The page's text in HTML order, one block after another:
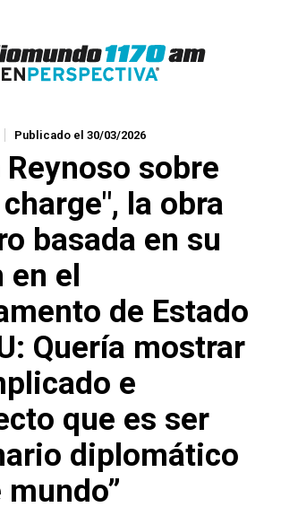
Publicado el 30/03/2026
sobre
la obra
basada en su
el
de Estado
Quería mostrar
e
que es ser
diplomático